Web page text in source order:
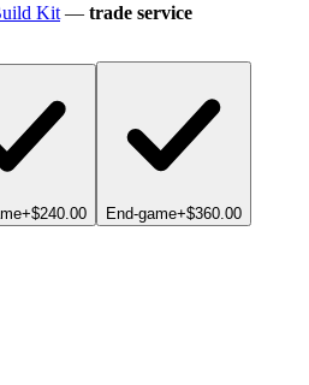
Kit — trade service
+$240.00 End-game+$360.00